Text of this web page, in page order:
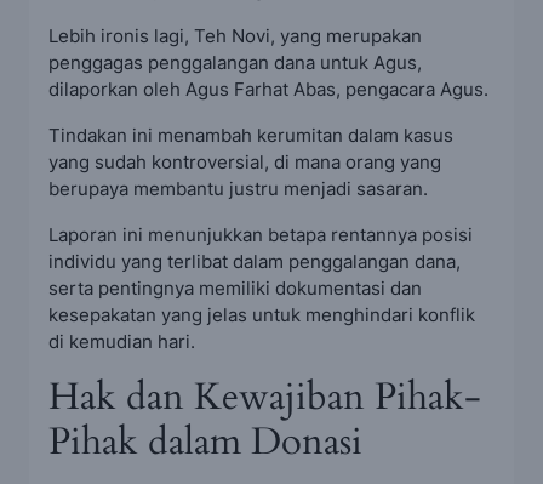
Lebih ironis lagi, Teh Novi, yang merupakan
penggagas penggalangan dana untuk Agus,
dilaporkan oleh Agus Farhat Abas, pengacara Agus.
Tindakan ini menambah kerumitan dalam kasus
yang sudah kontroversial, di mana orang yang
berupaya membantu justru menjadi sasaran.
Laporan ini menunjukkan betapa rentannya posisi
individu yang terlibat dalam penggalangan dana,
serta pentingnya memiliki dokumentasi dan
kesepakatan yang jelas untuk menghindari konflik
di kemudian hari.
Hak dan Kewajiban Pihak-
Pihak dalam Donasi